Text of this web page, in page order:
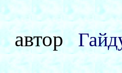
автор